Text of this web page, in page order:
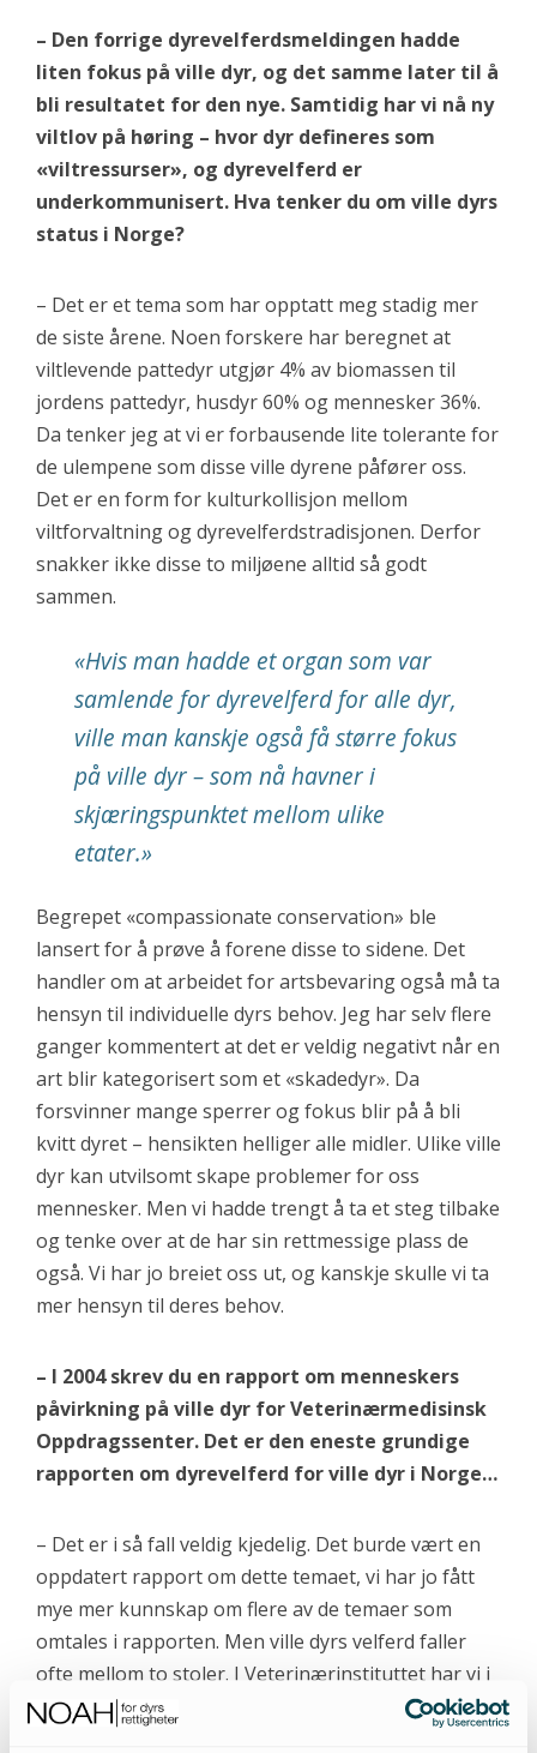
– Den forrige dyrevelferdsmeldingen hadde
liten fokus på ville dyr, og det samme later til å
bli resultatet for den nye. Samtidig har vi nå ny
viltlov på høring – hvor dyr defineres som
«viltressurser», og dyrevelferd er
underkommunisert. Hva tenker du om ville dyrs
status i Norge?
– Det er et tema som har opptatt meg stadig mer
de siste årene. Noen forskere har beregnet at
viltlevende pattedyr utgjør 4% av biomassen til
jordens pattedyr, husdyr 60% og mennesker 36%.
Da tenker jeg at vi er forbausende lite tolerante for
de ulempene som disse ville dyrene påfører oss.
Det er en form for kulturkollisjon mellom
viltforvaltning og dyrevelferdstradisjonen. Derfor
snakker ikke disse to miljøene alltid så godt
sammen.
«Hvis man hadde et organ som var
samlende for dyrevelferd for alle dyr,
ville man kanskje også få større fokus
på ville dyr – som nå havner i
skjæringspunktet mellom ulike
etater.»
Begrepet «compassionate conservation» ble
lansert for å prøve å forene disse to sidene. Det
handler om at arbeidet for artsbevaring også må ta
hensyn til individuelle dyrs behov. Jeg har selv flere
ganger kommentert at det er veldig negativt når en
art blir kategorisert som et «skadedyr». Da
forsvinner mange sperrer og fokus blir på å bli
kvitt dyret – hensikten helliger alle midler. Ulike ville
dyr kan utvilsomt skape problemer for oss
mennesker. Men vi hadde trengt å ta et steg tilbake
og tenke over at de har sin rettmessige plass de
også. Vi har jo breiet oss ut, og kanskje skulle vi ta
mer hensyn til deres behov.
– I 2004 skrev du en rapport om menneskers
påvirkning på ville dyr for Veterinærmedisinsk
Oppdragssenter. Det er den eneste grundige
rapporten om dyrevelferd for ville dyr i Norge…
– Det er i så fall veldig kjedelig. Det burde vært en
oppdatert rapport om dette temaet, vi har jo fått
mye mer kunnskap om flere av de temaer som
omtales i rapporten. Men ville dyrs velferd faller
ofte mellom to stoler. I Veterinærinstituttet har vi i
det siste forsøkt å få regelverket for selfangst og